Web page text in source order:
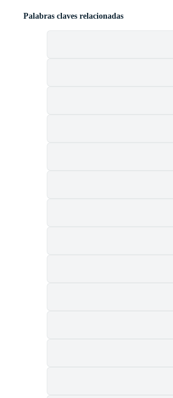
Palabras claves relacionadas